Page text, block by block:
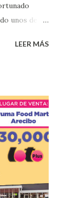
unos de
es el anuncio
la
Juan
LEER MÁS